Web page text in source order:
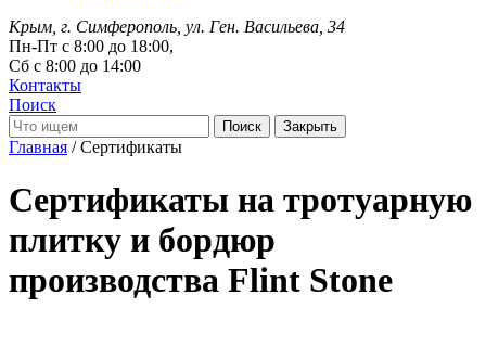
Крым, г. Симферополь, ул. Ген. Васильева, 34
Пн-Пт с 8:00 до 18:00,
Сб с 8:00 до 14:00
Контакты
Поиск
Закрыть
Главная /Сертификаты
Сертификаты на тротуарную
плитку и бордюр
производства Flint Stone